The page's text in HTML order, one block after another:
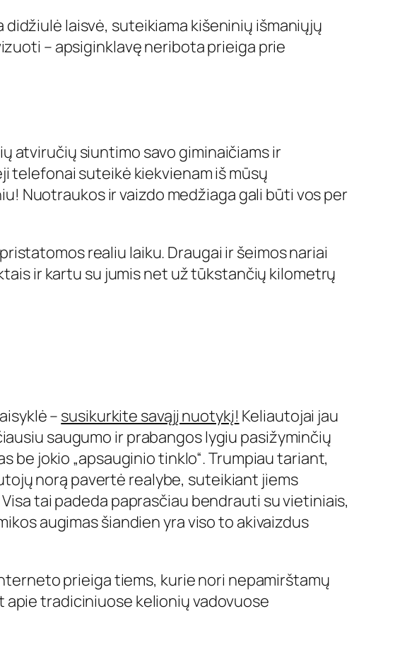
laisvė, suteikiama kišeninių išmaniųjų
– apsiginklavę neribota prieiga prie
atviručių siuntimo savo giminaičiams ir
telefonai suteikė kiekvienam iš mūsų
Nuotraukos ir vaizdo medžiaga gali būti vos per
realiu laiku. Draugai ir šeimos nariai
ir kartu su jumis net už tūkstančių kilometrų
–susikurkite savąjį nuotykį! Keliautojai jau
saugumo ir prabangos lygiu pasižyminčių
be jokio „apsauginio tinklo“. Trumpiau tariant,
norą pavertė realybe, suteikiant jiems
tai padeda paprasčiau bendrauti su vietiniais,
augimas šiandien yra viso to akivaizdus
prieiga tiems, kurie nori nepamirštamų
tradiciniuose kelionių vadovuose